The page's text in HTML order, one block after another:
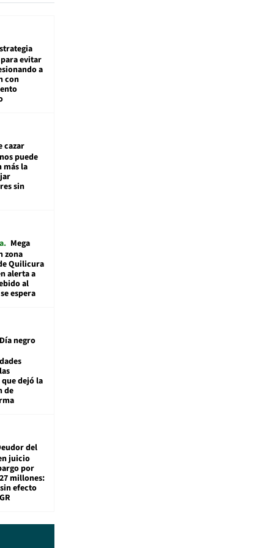
evitar
a
con
cazar
puede
más la
sin
Mega
zona
Quilicura
alerta a
al
espera
negro
dejó la
de
del
juicio
por
millones:
efecto